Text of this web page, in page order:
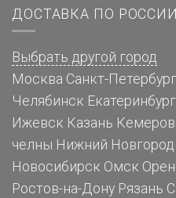
ДОСТАВКА ПО РОССИИ
Выбрать другой город
Москва Санкт-Петербург
Челябинск Екатеринбург
Ижевск Казань
челны Нижний Новгород
Новосибирск Омск
Ростов-на-Дону Рязань